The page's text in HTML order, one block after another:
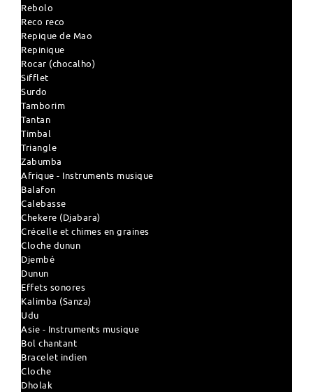
Rebolo
Reco reco
Repique de Mao
Repinique
Rocar (chocalho)
Sifflet
Surdo
Tamborim
Tantan
Timbal
Triangle
Zabumba
Afrique - Instruments musique
Balafon
Calebasse
Chekere (Djabara)
Crécelle et chimes en graines
Cloche dunun
Djembé
Dunun
Effets sonores
Kalimba (Sanza)
Udu
Asie - Instruments musique
Bol chantant
Bracelet indien
Cloche
Dholak